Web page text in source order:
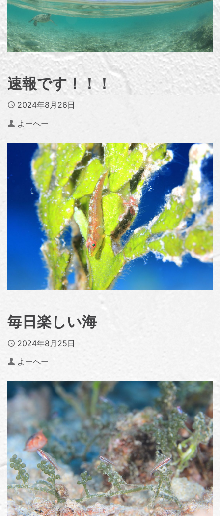
速報です！！！
Published
2024年8月26日
Author
よーへー
毎日楽しい海
Published
2024年8月25日
Author
よーへー